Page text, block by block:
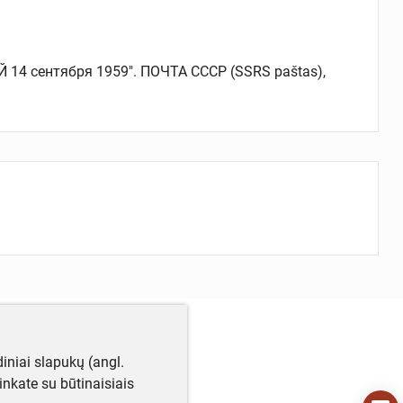
1959". ПОЧТА СССР (SSRS paštas),
slapukų (angl.
su būtinaisiais